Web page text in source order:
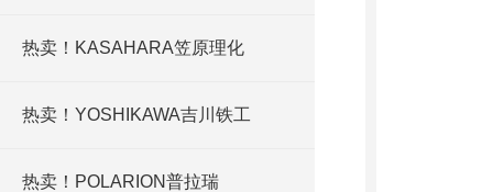
热卖！KASAHARA笠原理化
热卖！YOSHIKAWA吉川铁工
热卖！POLARION普拉瑞